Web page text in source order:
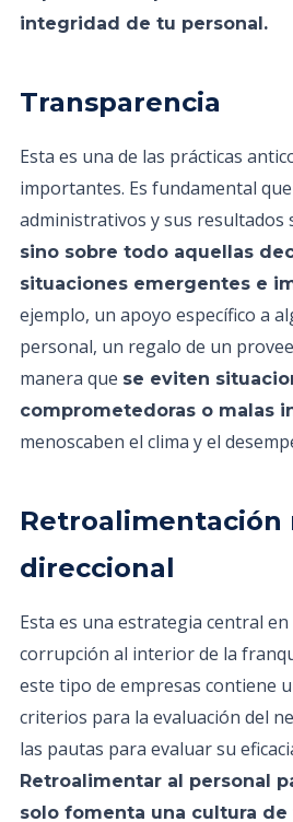
integridad de tu personal.
Transparencia
Esta es una de las prácticas
importantes. Es fundamental
administrativos y sus resultados
sino sobre todo aquellas
situaciones emergentes e
ejemplo, un apoyo específico a
personal, un regalo de un
manera que se eviten
comprometedoras o malas
menoscaben el clima y el
Retroalimentación
direccional
Esta es una estrategia central
corrupción al interior de la
este tipo de empresas contiene
criterios para la evaluación del
las pautas para evaluar su
Retroalimentar al personal
solo fomenta una cultura de